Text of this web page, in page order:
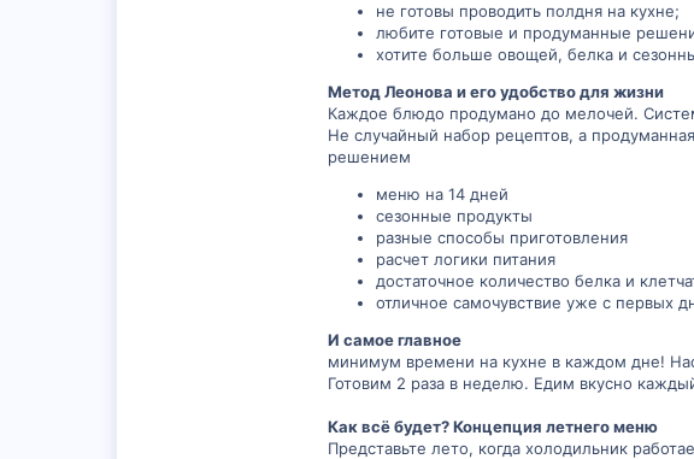
не готовы проводить полдня на кухне;
любите готовые и продуманные
хотите больше овощей, белка и
Метод Леонова и его удобство для жизни
Каждое блюдо продумано до мелочей.
Не случайный набор рецептов, а
решением
меню на 14 дней
сезонные продукты
разные способы приготовления
расчет логики питания
достаточное количество белка и
отличное самочувствие уже с первых
И самое главное
минимум времени на кухне в каждом дне!
Готовим 2 раза в неделю. Едим вкусно
Как всё будет? Концепция летнего меню
Представьте лето, когда холодильник